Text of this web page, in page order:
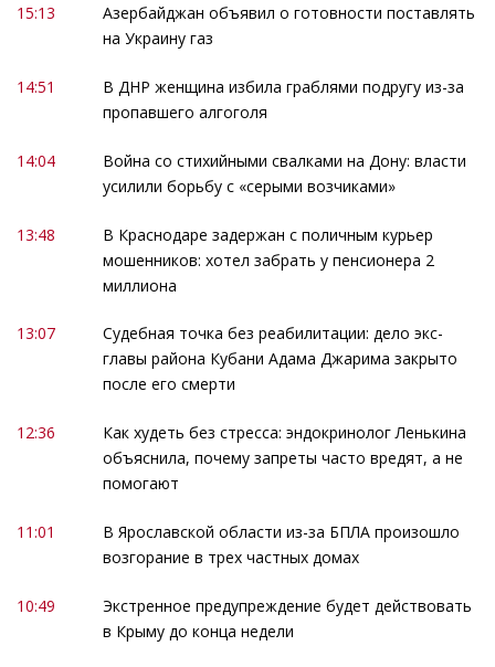
15:13
Азербайджан объявил о готовности поставлять
на Украину газ
14:51
В ДНР женщина избила граблями подругу из-за
пропавшего алгоголя
14:04
Война со стихийными свалками на Дону: власти
усилили борьбу с «серыми возчиками»
13:48
В Краснодаре задержан с поличным курьер
мошенников: хотел забрать у пенсионера 2
миллиона
13:07
Судебная точка без реабилитации: дело экс-
главы района Кубани Адама Джарима закрыто
после его смерти
12:36
Как худеть без стресса: эндокринолог Ленькина
объяснила, почему запреты часто вредят, а не
помогают
11:01
В Ярославской области из-за БПЛА произошло
возгорание в трех частных домах
10:49
Экстренное предупреждение будет действовать
в Крыму до конца недели